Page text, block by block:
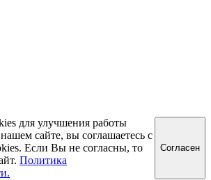
для улучшения работы
сайте, вы соглашаетесь с
Если Вы не согласны, то
Политика
Cогласен